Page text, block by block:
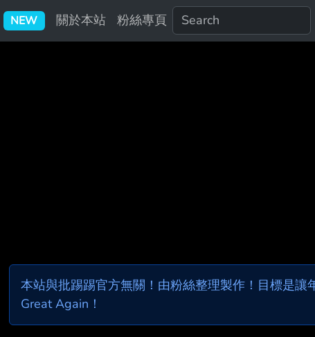
NEW 關於本站 粉絲專頁
本站與批踢踢官方無關！由粉絲整理製作！目標是
Great Again！